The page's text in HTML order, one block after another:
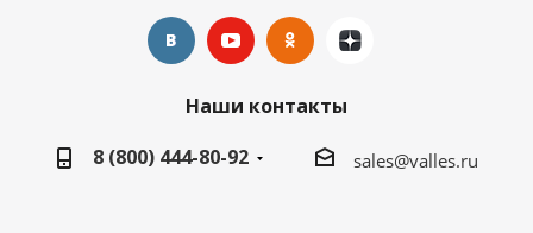
Наши контакты
8 (800) 444-80-92
sales@valles.ru